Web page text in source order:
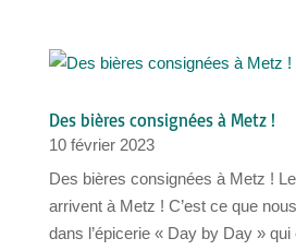
Des bières consignées à Metz !
10 février 2023
Des bières consignées à Metz !
arrivent à Metz ! C’est ce que
dans l’épicerie « Day by Day »